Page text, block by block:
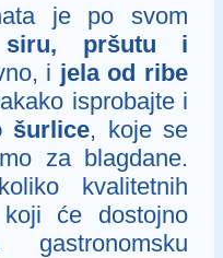
je po svom
siru, pršutu i
i jela od ribe
isprobajte i
šurlice, koje se
za blagdane.
kvalitetnih
će dostojno
gastronomsku